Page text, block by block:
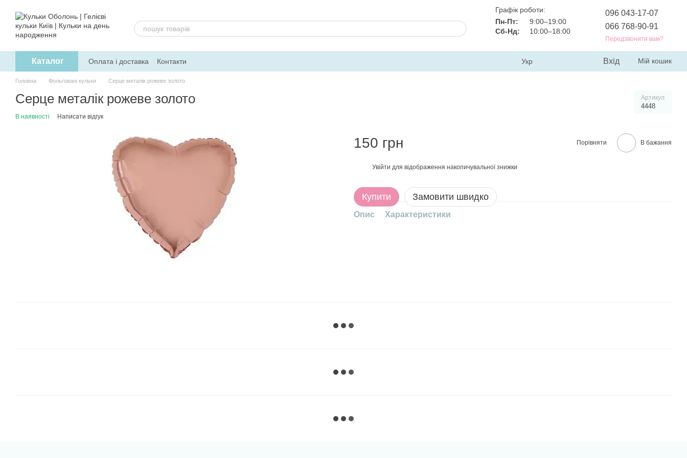
Графік роботи:
Пн-Пт:
9:00–19:00
Сб-Нд:
10:00–18:00
096 043-17-07
066 768-90-91
Передзвонити вам?
Каталог Оплата і доставка Контакти Укр Вхід Мій кошик
Головна Фольговані кульки Серце металік рожеве золото
Серце металік рожеве золото Артикул
4448
В наявності Написати відгук
150 грн Порівняти В бажання
Увійти для відображення накопичувальної знижки
Купити Замовити швидко
Опис Характеристики